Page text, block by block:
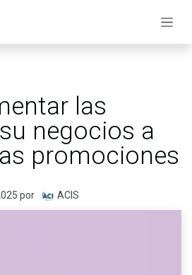
las
negocios a
promociones
por ACIS